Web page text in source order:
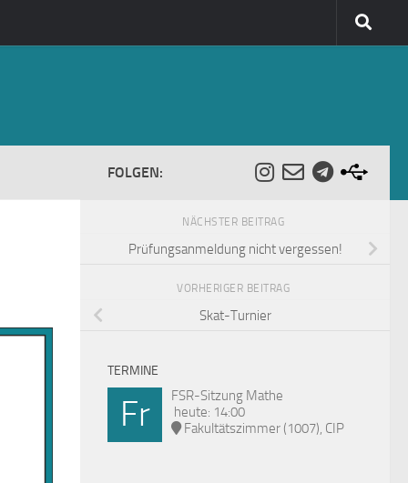
FOLGEN:
NÄCHSTER BEITRAG
Prüfungsanmeldung nicht vergessen!
VORHERIGER BEITRAG
Skat-Turnier
TERMINE
Fr
FSR-Sitzung Mathe
heute: 14:00
Fakultätszimmer (1007), CIP